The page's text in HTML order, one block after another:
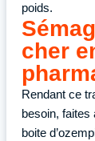
poids.
cher
Rendant ce
besoin, faites
boite